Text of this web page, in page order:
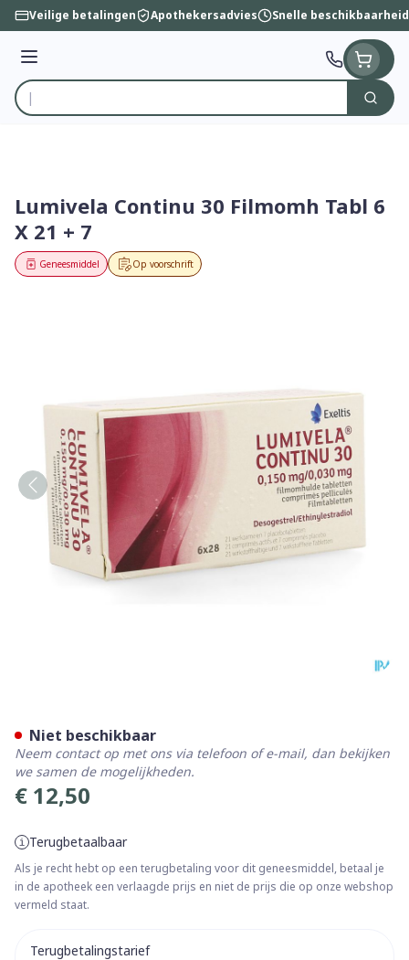
Ga naar de inhoud
Veilige betalingen Apothekersadvies Snelle beschikbaarheid
Menu
Product, merk, categorie...
Zoek
Lumivela Continu 30 Filmomh Tabl 6
X 21 + 7
Op voorschrift
Geneesmiddel
€ 12,50
Terugbetaalbaar
Als je recht hebt op een terugbetaling voor dit geneesmiddel, betaal je
in de apotheek een verlaagde prijs en niet de prijs die op onze webshop
vermeld staat.
Terugbetalingstarief
Niet beschikbaar
Neem contact op met ons via telefoon of e-mail, dan bekijken
we samen de mogelijkheden.